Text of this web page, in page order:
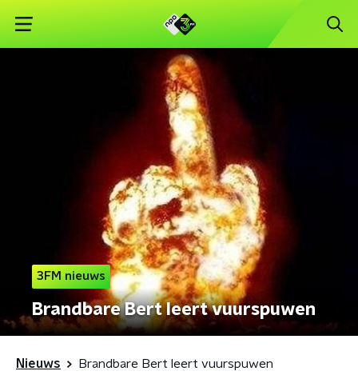
3FM nieuws
Brandbare Bert leert vuurspuwen
Nieuws Brandbare Bert leert vuurspuwen